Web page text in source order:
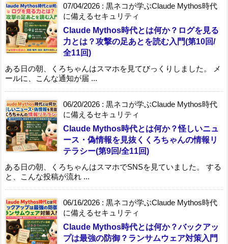
07/04/2026 : 黒ネコが学ぶClaude Mythos時代
に備えるセキュリティ
Claude Mythos時代とは何か？ログを見る
力とは？攻撃の足あとを読む入門(第10回/
全11回)
ある日の朝、くろちゃんはスマホを見てびっくりしました。 メ
ールに、こんな通知が届 ...
06/20/2026 : 黒ネコが学ぶClaude Mythos時代
に備えるセキュリティ
Claude Mythos時代とは何か？怪しいニュ
ース・偽情報を見抜くくろちゃんの情報リ
テラシー(第9回/全11回)
ある日の朝、くろちゃんはスマホでSNSを見ていました。 する
と、こんな投稿が流れ ...
06/16/2026 : 黒ネコが学ぶClaude Mythos時代
に備えるセキュリティ
Claude Mythos時代とは何か？バックアッ
プは最強の防御？ランサムウェア対策入門